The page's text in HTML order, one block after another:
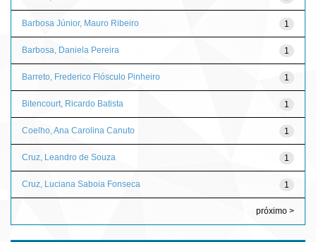
1
Barbosa Júnior, Mauro Ribeiro
1
Barbosa, Daniela Pereira
1
Barreto, Frederico Flósculo Pinheiro
1
Bitencourt, Ricardo Batista
1
Coelho, Ana Carolina Canuto
1
Cruz, Leandro de Souza
1
Cruz, Luciana Saboia Fonseca
próximo >